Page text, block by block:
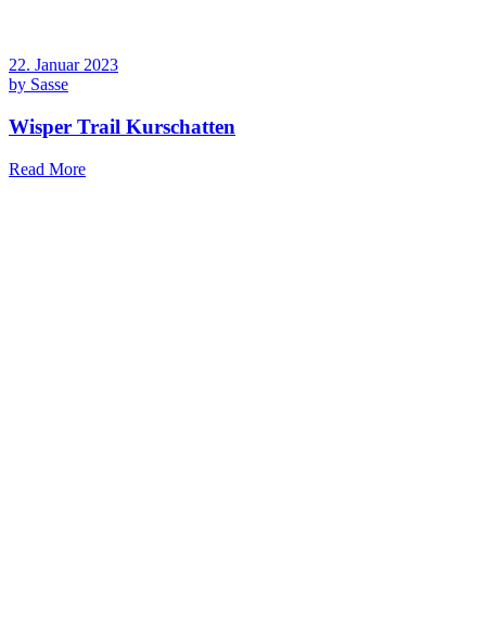
22. Januar 2023
by Sasse
Wisper Trail Kurschatten
Read More